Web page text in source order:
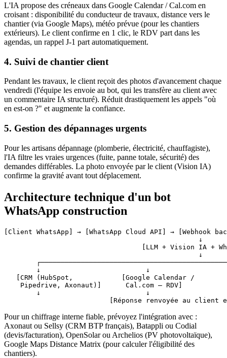
L'IA propose des créneaux dans Google Calendar / Cal.com en
croisant : disponibilité du conducteur de travaux, distance vers le
chantier (via Google Maps), météo prévue (pour les chantiers
extérieurs). Le client confirme en 1 clic, le RDV part dans les
agendas, un rappel J-1 part automatiquement.
4. Suivi de chantier client
Pendant les travaux, le client reçoit des photos d'avancement chaque
vendredi (l'équipe les envoie au bot, qui les transfère au client avec
un commentaire IA structuré). Réduit drastiquement les appels "où
en est-on ?" et augmente la confiance.
5. Gestion des dépannages urgents
Pour les artisans dépannage (plomberie, électricité, chauffagiste),
l'IA filtre les vraies urgences (fuite, panne totale, sécurité) des
demandes différables. La photo envoyée par le client (Vision IA)
confirme la gravité avant tout déplacement.
Architecture technique d'un bot
WhatsApp construction
[Client WhatsApp] → [WhatsApp Cloud API] → [Webhook
                                                ↓
[LLM + Vision IA +
                                                ↓
↓                          ↓
[CRM (HubSpot,            [Google Calendar /
Pipedrive, Axonaut)]      Cal.com — RDV]
↓                          ↓
Pour un chiffrage interne fiable, prévoyez l'intégration avec :
Axonaut ou Sellsy (CRM BTP français), Batappli ou Codial
(devis/facturation), OpenSolar ou Archelios (PV photovoltaïque),
Google Maps Distance Matrix (pour calculer l'éligibilité des
chantiers).